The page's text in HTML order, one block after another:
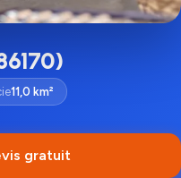
11,0 km²
gratuit